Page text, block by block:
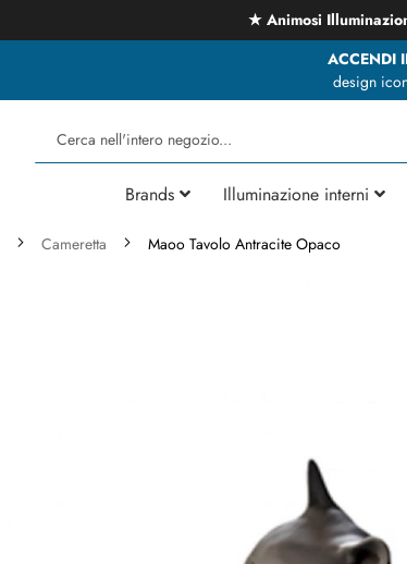
★ Animosi
ACCENDI
design
Cerca
Brands Illuminazione interni
Cameretta Maoo Tavolo Antracite Opaco